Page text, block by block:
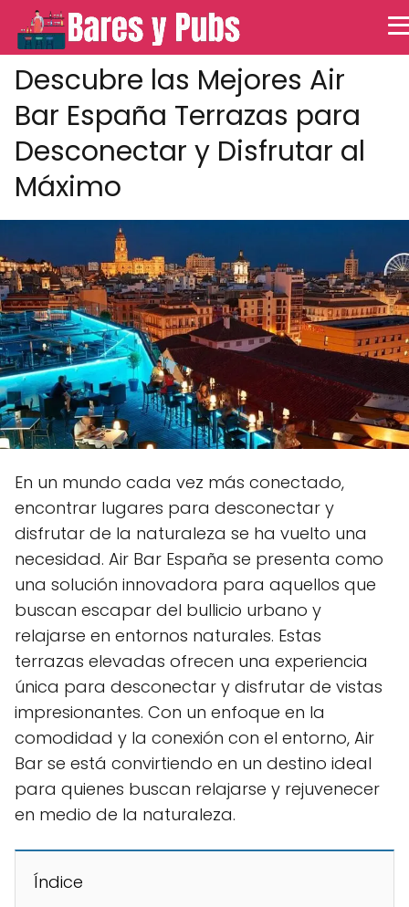
Descubre las Mejores Air
Bar España Terrazas para
Desconectar y Disfrutar al
Máximo
En un mundo cada vez más conectado,
encontrar lugares para desconectar y
disfrutar de la naturaleza se ha vuelto una
necesidad. Air Bar España se presenta como
una solución innovadora para aquellos que
buscan escapar del bullicio urbano y
relajarse en entornos naturales. Estas
terrazas elevadas ofrecen una experiencia
única para desconectar y disfrutar de vistas
impresionantes. Con un enfoque en la
comodidad y la conexión con el entorno, Air
Bar se está convirtiendo en un destino ideal
para quienes buscan relajarse y rejuvenecer
en medio de la naturaleza.
Índice